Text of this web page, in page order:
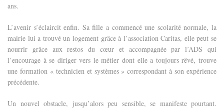
ans.
L’avenir s’éclaircit enfin. Sa fille a commencé une scolarité normale, la
mairie lui a trouvé un logement grâce à l’association Caritas, elle peut se
nourrir grâce aux restos du cœur et accompagnée par l’ADS qui
l’encourage à se diriger vers le métier dont elle a toujours rêvé, trouve
une formation « technicien et systèmes » correspondant à son expérience
précédente.
Un nouvel obstacle, jusqu’alors peu sensible, se manifeste pourtant.